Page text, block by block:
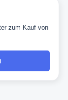
zum Kauf von